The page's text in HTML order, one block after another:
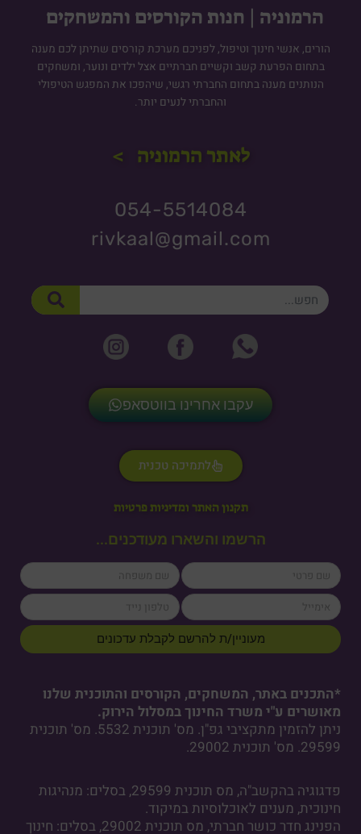
הרמוניה | חנות הקורסים והמשחקים
הורים, אנשי חינוך וטיפול, לפניכם מערכת קורסים שתיתן לכם מענה
בתחום הפרעת קשב וקשיים חברתיים אצל ילדים ונוער, ומשחקים
הנותנים מענה בתחום החברתי רגשי, שיהפכו את המפגש הטיפולי
והחברתי לנעים יותר.
לאתר הרמוניה >
054-5514084
rivkaal@gmail.com
חיפוש
עקבו אחרינו בווטסאפ
לתמיכה טכנית
תקנון האתר ומדיניות פרטיות
*התכנים באתר, המשחקים, הקורסים והתוכנית שלנו
מאושרים ע"י משרד החינוך במסלול הירוק.
ניתן להזמין מתקציבי גפ"ן. מס' תוכנית 5532. מס' תוכנית
29599. מס' תוכנית 29002.
פדגוגיה בהקשב"ה, מס תוכנית 29599, בסלים: מנהיגות
חינוכית, מענים לאוכלוסיות במיקוד.
הפנינג חדר כושר חברתי, מס תוכנית 29002, בסלים: חינוך
הרשמו והשארו מעודכנים...
firstName
lastName
email
cellPhone
מעוניין/ת להרשם לקבלת עדכונים